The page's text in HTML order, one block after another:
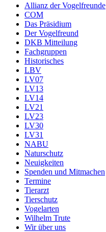
Allianz der Vogelfreunde
COM
Das Präsidium
Der Vogelfreund
DKB Mitteilung
Fachgruppen
Historisches
LBV
LV07
LV13
LV14
LV21
LV23
LV30
LV31
NABU
Naturschutz
Neuigkeiten
Spenden und Mitmachen
Termine
Tierarzt
Tierschutz
Vogelarten
Wilhelm Trute
Wir über uns